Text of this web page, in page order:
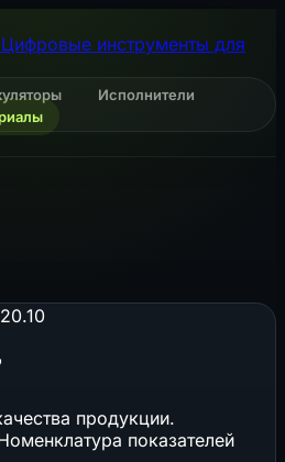
Цифровые инструменты для
Исполнители
продукции.
показателей